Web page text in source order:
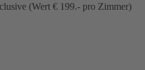
(Wert € 199.- pro Zimmer)